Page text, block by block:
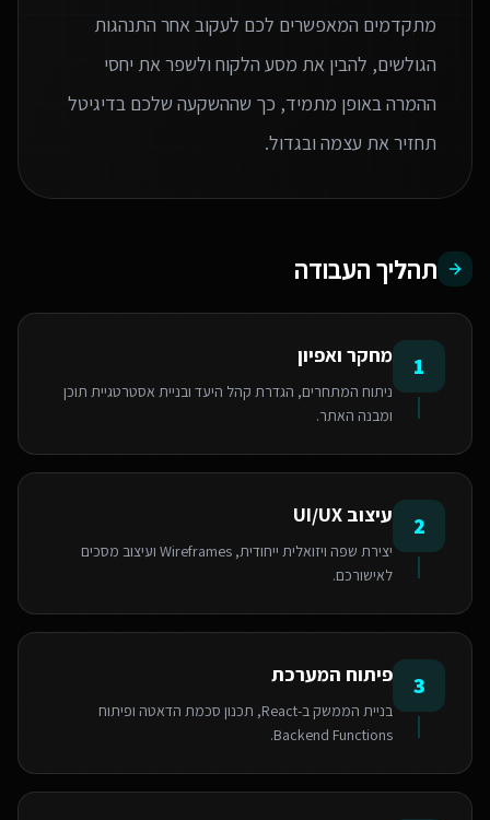
מתקדמים המאפשרים לכם לעקוב אחר התנהגות
הגולשים, להבין את מסע הלקוח ולשפר את יחסי
ההמרה באופן מתמיד, כך שההשקעה שלכם בדיגיטל
תחזיר את עצמה ובגדול.
תהליך העבודה
1 מחקר ואפיון
ניתוח המתחרים, הגדרת קהל היעד ובניית אסטרטגיית תוכן
ומבנה האתר.
2 עיצוב UI/UX
יצירת שפה ויזואלית ייחודית, Wireframes ועיצוב מסכים
לאישורכם.
3 פיתוח המערכת
בניית הממשק ב-React, תכנון סכמת הדאטה ופיתוח
Backend Functions.